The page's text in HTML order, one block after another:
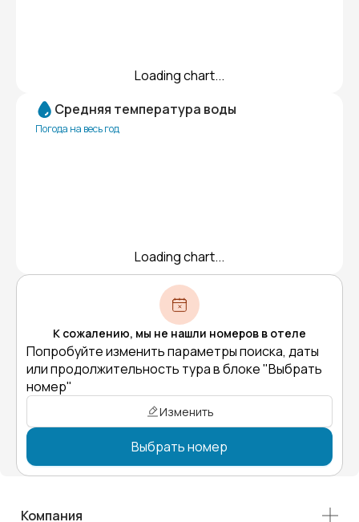
Loading chart...
Средняя температура воды
Погода на весь год
Loading chart...
К сожалению, мы не нашли номеров в отеле
Попробуйте изменить параметры поиска, даты
или продолжительность тура в блоке "Выбрать
номер"
Изменить
Выбрать номер
Компания